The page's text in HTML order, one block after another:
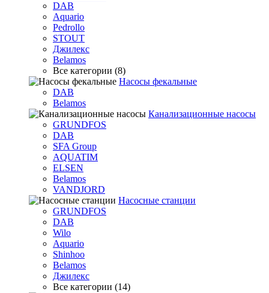
DAB
Aquario
Pedrollo
STOUT
Джилекс
Belamos
Все категории (8)
Насосы фекальные
DAB
Belamos
Канализационные насосы
GRUNDFOS
DAB
SFA Group
AQUATIM
ELSEN
Belamos
VANDJORD
Насосные станции
GRUNDFOS
DAB
Wilo
Aquario
Shinhoo
Belamos
Джилекс
Все категории (14)